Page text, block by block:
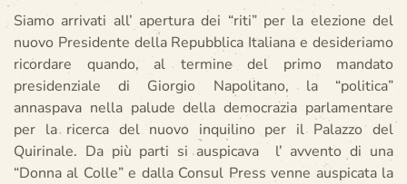
Siamo arrivati all’ apertura dei “riti” per la elezione del
nuovo Presidente della Repubblica Italiana e desideriamo
ricordare quando, al termine del primo mandato
presidenziale di Giorgio Napolitano, la “politica”
annaspava nella palude della democrazia parlamentare
per la ricerca del nuovo inquilino per il Palazzo del
Quirinale. Da più parti si auspicava l’ avvento di una
“Donna al Colle” e dalla Consul Press venne auspicata la